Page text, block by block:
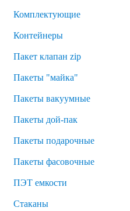
Комплектующие
Контейнеры
Пакет клапан zip
Пакеты "майка"
Пакеты вакуумные
Пакеты дой-пак
Пакеты подарочные
Пакеты фасовочные
ПЭТ емкости
Стаканы